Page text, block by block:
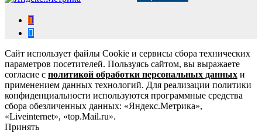
Сайт использует файлы Cookie и сервисы сбора технических
параметров посетителей. Пользуясь сайтом, вы выражаете
согласие с политикой обработки персональных данных и
применением данных технологий. Для реализации политики
конфиденциальности используются программные средства
сбора обезличенных данных: «Яндекс.Метрика»,
«Liveinternet», «top.Mail.ru».
Принять